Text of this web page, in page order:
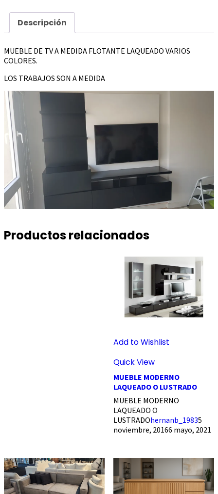
Descripción
MUEBLE DE TV A MEDIDA FLOTANTE LAQUEADO VARIOS
COLORES.
LOS TRABAJOS SON A MEDIDA
Productos relacionados
Add to Wishlist
Quick View
MUEBLE MODERNO
LAQUEADO O LUSTRADO
MUEBLE MODERNO
LAQUEADO O
LUSTRADOhernanb_19835
noviembre, 20166 mayo, 2021